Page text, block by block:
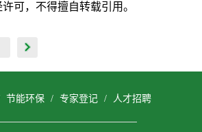
可，不得擅自转载引用。
节能环保 / 专家登记 / 人才招聘